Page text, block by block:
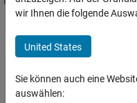
Hauptinhalt
Education Sales
Sales Operations
Marketing
Marketing Services
+6
wir Ihnen die folgende
United States
Sie können auch eine
auswählen: